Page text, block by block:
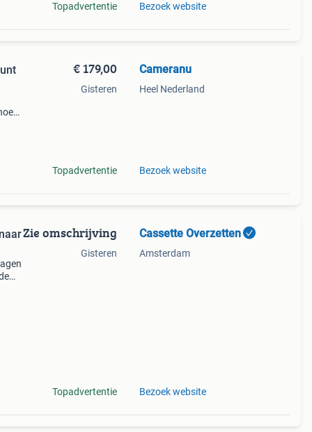
Topadvertentie Bezoek website
€ 179,00
Gisteren
Topadvertentie
Cameranu
Heel Nederland
Bezoek website
Zie omschrijving
Gisteren
Topadvertentie
Cassette Overzetten
Amsterdam
Bezoek website